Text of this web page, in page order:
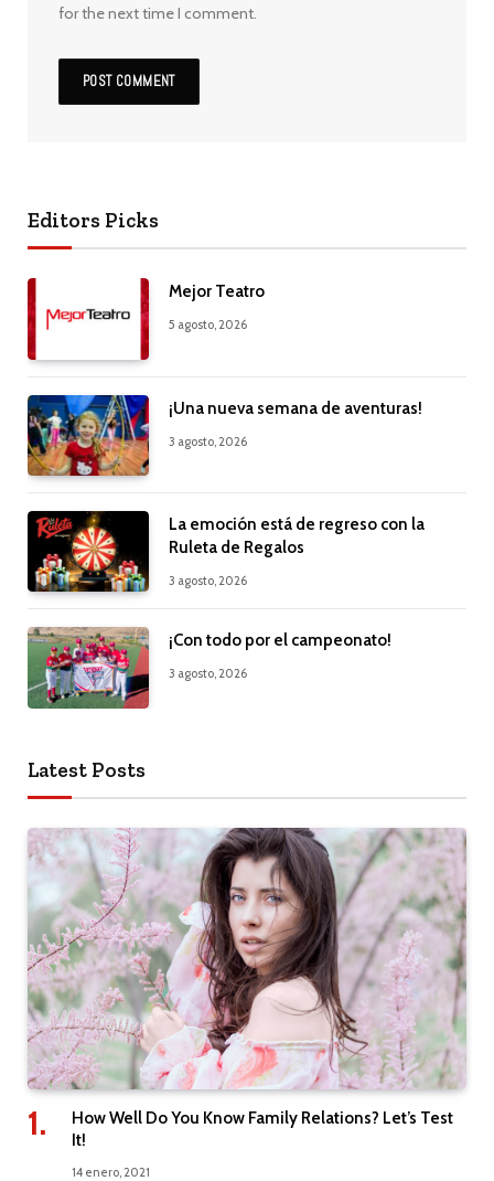
for the next time I comment.
Editors Picks
Mejor Teatro
5 agosto, 2026
¡Una nueva semana de aventuras!
3 agosto, 2026
La emoción está de regreso con la
Ruleta de Regalos
3 agosto, 2026
¡Con todo por el campeonato!
3 agosto, 2026
Latest Posts
How Well Do You Know Family Relations? Let’s Test
It!
14 enero, 2021